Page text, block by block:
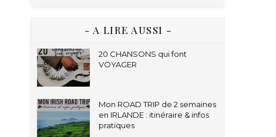
- A LIRE AUSSI -
20 CHANSONS qui font
VOYAGER
Mon ROAD TRIP de 2 semaines
en IRLANDE : itinéraire & infos
pratiques